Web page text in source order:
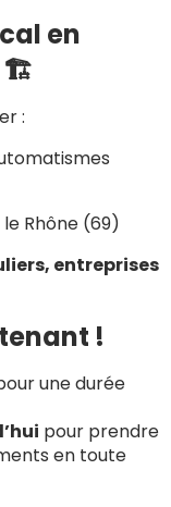
en
🏗️
:
Rhône (69)
entreprises
!
une durée
pour prendre
en toute